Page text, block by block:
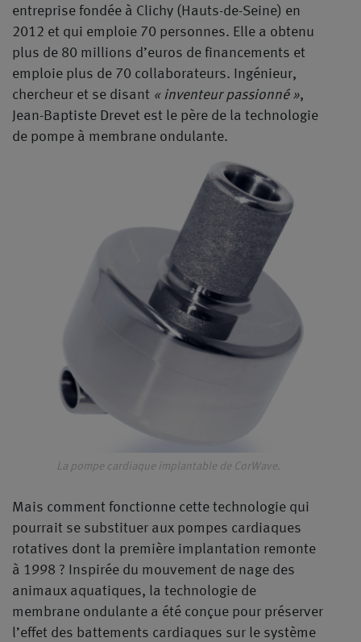
entreprise fondée à Clichy (Hauts-de-Seine) en
2012 et qui emploie 70 personnes. Elle a obtenu
plus de 80 millions d’euros de financements et
emploie plus de 70 collaborateurs. Ingénieur,
chercheur et se disant « inventeur passionné »,
Jean-Baptiste Drevet est le père de la technologie
de pompe à membrane ondulante.
La pompe cardiaque implantable de CorWave.
Mais comment fonctionne cette technologie qui
pourrait se substituer aux pompes cardiaques
rotatives dont la première implantation remonte
à 1998 ? Inspirée du mouvement de nage des
animaux aquatiques, la technologie de
membrane ondulante a été conçue pour préserver
l’effet des battements cardiaques sur le système